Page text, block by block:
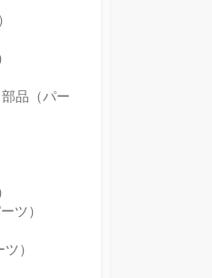
品（パー
ツ）
）